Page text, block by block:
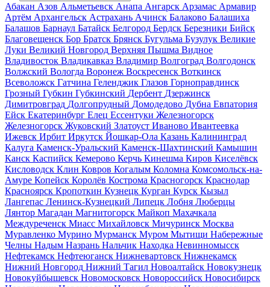
Абакан Азов Альметьевск Анапа Ангарск Арзамас Армавир
Артём Архангельск Астрахань Ачинск Балаково Балашиха
Балашов Барнаул Батайск Белгород Бердск Березники Бийск
Благовещенск Бор Братск Брянск Бугульма Бузулук Великие
Луки Великий Новгород Верхняя Пышма Видное
Владивосток Владикавказ Владимир Волгоград Волгодонск
Волжский Вологда Воронеж Воскресенск Воткинск
Всеволожск Гатчина Геленджик Глазов Горноправдинск
Грозный Губкин Губкинский Дербент Дзержинск
Димитровград Долгопрудный Домодедово Дубна Евпатория
Ейск Екатеринбург Елец Ессентуки Железногорск
Железногорск Жуковский Златоуст Иваново Ивантеевка
Ижевск Ирбит Иркутск Йошкар-Ола Казань Калининград
Калуга Каменск-Уральский Каменск-Шахтинский Камышин
Канск Каспийск Кемерово Керчь Кинешма Киров Киселёвск
Кисловодск Клин Ковров Когалым Коломна Комсомольск-на-
Амуре Копейск Королёв Кострома Красногорск Краснодар
Красноярск Кропоткин Кузнецк Курган Курск Кызыл
Лангепас Ленинск-Кузнецкий Липецк Лобня Люберцы
Лянтор Магадан Магнитогорск Майкоп Махачкала
Междуреченск Миасс Михайловск Мичуринск Москва
Муравленко Мурино Мурманск Муром Мытищи Набережные
Челны Надым Назрань Нальчик Находка Невинномысск
Нефтекамск Нефтеюганск Нижневартовск Нижнекамск
Нижний Новгород Нижний Тагил Новоалтайск Новокузнецк
Новокуйбышевск Новомосковск Новороссийск Новосибирск